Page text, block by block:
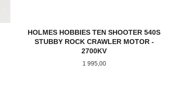
HOLMES HOBBIES TEN SHOOTER 540S
STUBBY ROCK CRAWLER MOTOR -
2700KV
Pris
1 995,00